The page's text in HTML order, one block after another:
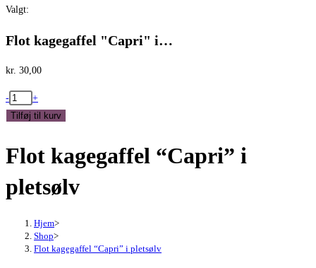
Valgt:
Flot kagegaffel "Capri" i…
kr. 30,00
Flot
kagegaffel
i
antal
-
+
Tilføj til kurv
Flot kagegaffel “Capri” i
pletsølv
Hjem>
Shop>
Flot kagegaffel “Capri” i pletsølv